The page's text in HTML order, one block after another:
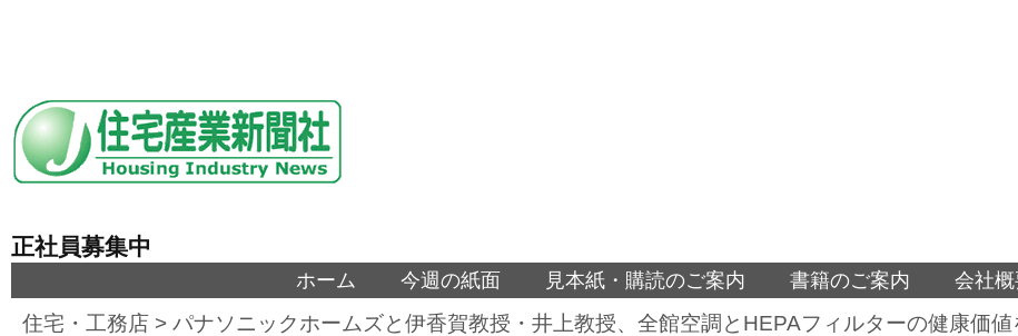
正社員募集中
ホーム 今週の紙面 見本紙・購読のご案内 書籍のご案内 会社
住宅・工務店 > パナソニックホームズと伊香賀教授・井上教授、全館空調とHEPAフィルターの健康価